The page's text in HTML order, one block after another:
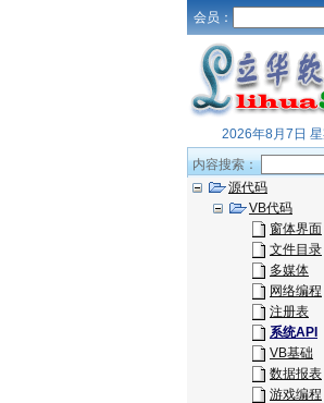
会员：
2026年8月7日
内容搜索：
源代码
VB代码
窗体界面
文件目录
多媒体
网络编程
注册表
系统API
VB基础
数据报表
游戏编程